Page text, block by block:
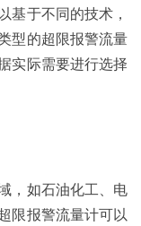
基于不同的技术，
型的超限报警流量
实际需要进行选择
，如石油化工、电
限报警流量计可以